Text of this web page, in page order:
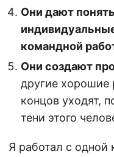
Они дают
командной
Они создают
другие хорошие
концов уходят,
тени этого
Я работал с одной